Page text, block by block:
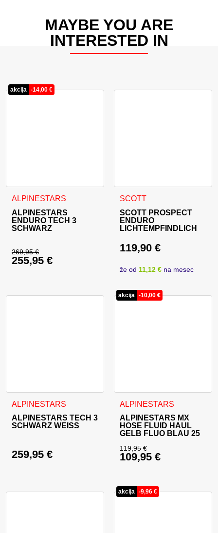
MAYBE YOU ARE
INTERESTED IN
akcija -14,00 €
ALPINESTARS
ALPINESTARS
ENDURO TECH 3
SCHWARZ
269,95€
Ursprünglicher Preis war: 269,95 €
255,95 €
Aktueller Preis ist: 255,95 €.
Dieses Produkt weist mehrere Varianten auf. Die Optionen
SCOTT
SCOTT PROSPECT
ENDURO
LICHTEMPFINDLICH
119,90 €
že od 11,12 € na mesec
ALPINESTARS
ALPINESTARS TECH 3
SCHWARZ WEISS
259,95 €
Dieses Produkt weist mehrere Varianten auf. Die Optionen
akcija -10,00 €
ALPINESTARS
ALPINESTARS MX
HOSE FLUID HAUL
GELB FLUO BLAU 25
119,95€
Ursprünglicher
109,95 €
Dieses Produkt weist
akcija -9,96 €